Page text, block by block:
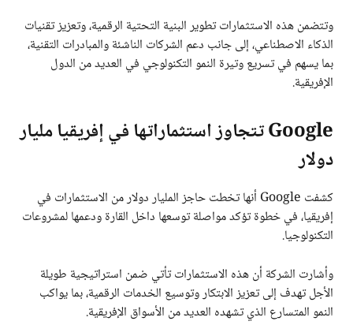
وتتضمن هذه الاستثمارات تطوير البنية التحتية الرقمية، وتعزيز تقنيات
الذكاء الاصطناعي، إلى جانب دعم الشركات الناشئة والمبادرات التقنية،
بما يسهم في تسريع وتيرة النمو التكنولوجي في العديد من الدول
الإفريقية.
Google تتجاوز استثماراتها في إفريقيا مليار
دولار
كشفت Google أنها تخطت حاجز المليار دولار من الاستثمارات في
إفريقيا، في خطوة تؤكد مواصلة توسعها داخل القارة ودعمها لمشروعات
التكنولوجيا.
وأشارت الشركة أن هذه الاستثمارات تأتي ضمن استراتيجية طويلة
الأجل تهدف إلى تعزيز الابتكار وتوسيع الخدمات الرقمية، بما يواكب
النمو المتسارع الذي تشهده العديد من الأسواق الإفريقية.